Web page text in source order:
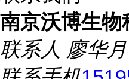
南京沃博生物
联系人 廖华月